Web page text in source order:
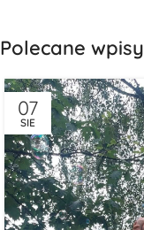
Polecane wpisy
07
SIE